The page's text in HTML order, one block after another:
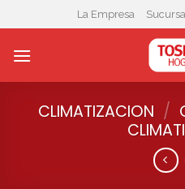
to
content
La Empresa
CLIMATIZACION /